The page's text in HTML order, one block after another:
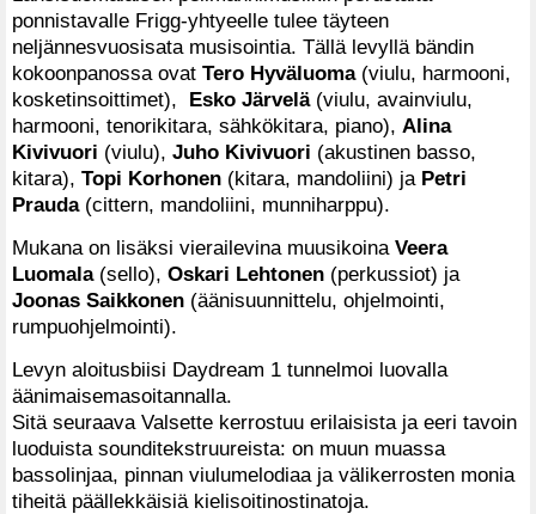
ponnistavalle Frigg-yhtyeelle tulee täyteen
neljännesvuosisata musisointia. Tällä levyllä bändin
kokoonpanossa ovat Tero Hyväluoma(viulu, harmooni,
kosketinsoittimet), Esko Järvelä(viulu, avainviulu,
harmooni, tenorikitara, sähkökitara, piano), Alina
Kivivuori (viulu), Juho Kivivuori (akustinen basso,
kitara), Topi Korhonen (kitara, mandoliini) ja Petri
Prauda(cittern, mandoliini, munniharppu).
Mukana on lisäksi vierailevina muusikoina Veera
Luomala(sello), Oskari Lehtonen (perkussiot) ja
Joonas Saikkonen (äänisuunnittelu, ohjelmointi,
rumpuohjelmointi).
Levyn aloitusbiisi Daydream 1 tunnelmoi luovalla
äänimaisemasoitannalla.
Sitä seuraava Valsette kerrostuu erilaisista ja eeri tavoin
luoduista sounditekstruureista: on muun muassa
bassolinjaa, pinnan viulumelodiaa ja välikerrosten monia
tiheitä päällekkäisiä kielisoitinostinatoja.